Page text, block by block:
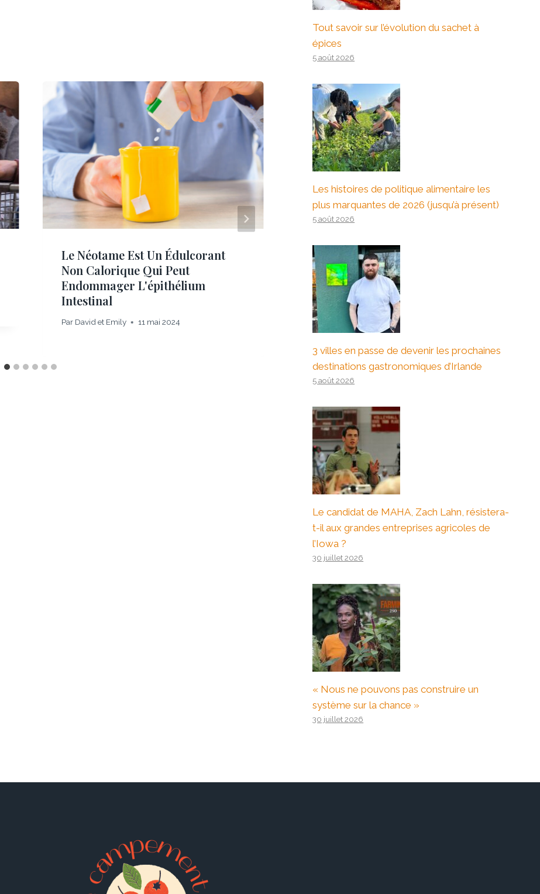
Le Néotame Est Un Édulcorant
Non Calorique Qui Peut
Endommager L'épithélium
Intestinal
Par David et Emily 11 mai 2024
Un Guide Pour Manger Équilibré
Par David et Emily 16 janvier 2024
Tout savoir sur l’évolution du sachet à
épices
5 août 2026
Les histoires de politique alimentaire les
plus marquantes de 2026 (jusqu’à présent)
5 août 2026
3 villes en passe de devenir les prochaines
destinations gastronomiques d’Irlande
5 août 2026
Le candidat de MAHA, Zach Lahn, résistera-
t-il aux grandes entreprises agricoles de
l’Iowa ?
30 juillet 2026
« Nous ne pouvons pas construire un
système sur la chance »
30 juillet 2026